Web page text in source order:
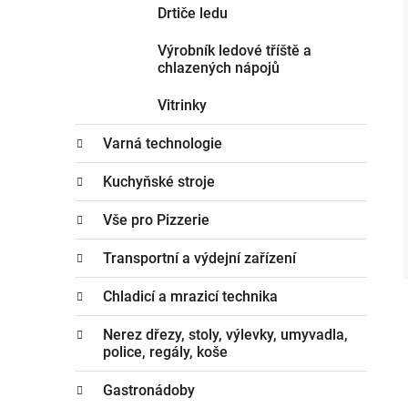
Drtiče ledu
Výrobník ledové tříště a
chlazených nápojů
Vitrinky
Varná technologie
Kuchyňské stroje
Vše pro Pizzerie
Transportní a výdejní zařízení
Chladicí a mrazicí technika
Nerez dřezy, stoly, výlevky, umyvadla,
police, regály, koše
Gastronádoby